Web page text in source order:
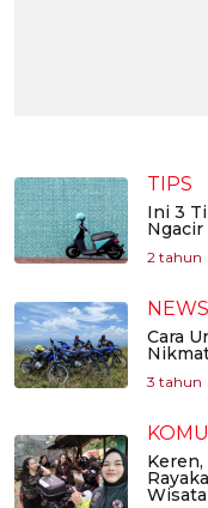
TIPS
Ini 3
2 tahun
NEWS
Cara
3 tahun